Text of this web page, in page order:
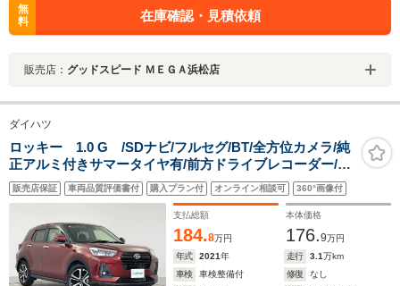
無
料
在庫確認・見積依頼
販売店： グッドスピード ＭＥＧＡ浜松店
ダイハツ
ロッキー 1.0 G /SDナビ/フルセグ/BT/全方位カメラ/純
正アルミ付きサマータイヤ有/前方ドライブレコーダー/ビ
ルトインETC/レーダークルーズコントロール/MTモード
付AT/シートヒーター/LEDオートライト
販売店保証 車両品質評価書付 購入プラン付 オンライン相談可 360°画像付
支払総額
184.8万円
本体価格
176.9万円
年式
2021年 走行 3.1万km
車検
車検整備付 修復
なし